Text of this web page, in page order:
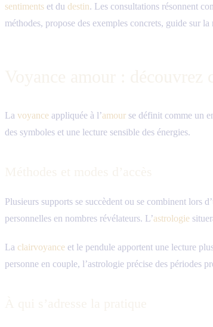
sentiments et du destin. Les consultations résonnent
méthodes, propose des exemples concrets, guide sur
La voyance appliquée à l’amour se définit comme un
des symboles et une lecture sensible des énergies.
Plusieurs supports se succèdent ou se combinent lors
personnelles en nombres révélateurs. L’astrologie
La clairvoyance et le pendule apportent une lecture
personne en couple, l’astrologie précise des périodes